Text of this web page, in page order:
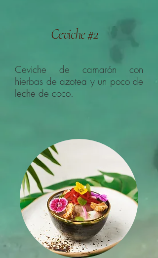
Ceviche #2
Ceviche de camarón con
hierbas de azotea y un poco de
leche de coco.